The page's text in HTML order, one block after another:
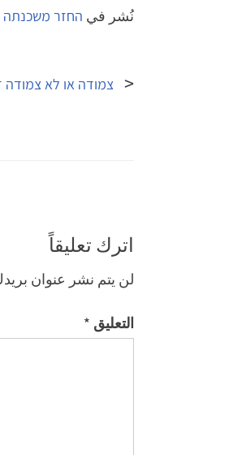
نُشر في החזר משכנתה
المقالات
צמודה או לא צמודה
اترك تعليقاً
لن يتم نشر عنوان
التعليق *